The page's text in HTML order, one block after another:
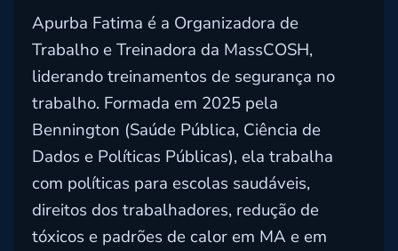
Apurba Fatima é a Organizadora de
Trabalho e Treinadora da MassCOSH,
liderando treinamentos de segurança no
trabalho. Formada em 2025 pela
Bennington (Saúde Pública, Ciência de
Dados e Políticas Públicas), ela trabalha
com políticas para escolas saudáveis,
direitos dos trabalhadores, redução de
tóxicos e padrões de calor em MA e em